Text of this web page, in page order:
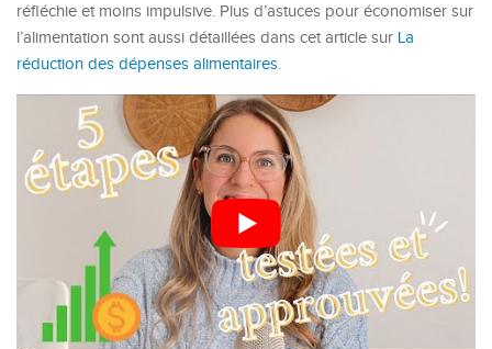
réfléchie et moins impulsive. Plus d’astuces pour économiser sur
l’alimentation sont aussi détaillées dans cet article sur La
réduction des dépenses alimentaires.